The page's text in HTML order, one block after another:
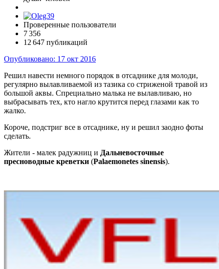
Проверенные пользователи
7 356
12 647 публикаций
Опубликовано: 17 окт 2016
Решил навести немного порядок в отсаднике для молоди,
регулярно вылавливаемой из тазика со стриженой травой из
большой аквы. Спрециально малька не вылавливаю, но
выбрасывать тех, кто нагло крутится перед глазами как то
жалко.
Короче, подстриг все в отсаднике, ну и решил заодно фоты
сделать.
Жители - малек радужниц и Дальневосточные
пресноводные креветки (Palaemonetes sinensis).